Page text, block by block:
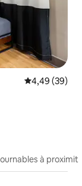
Évaluation
4,49 (39)
à